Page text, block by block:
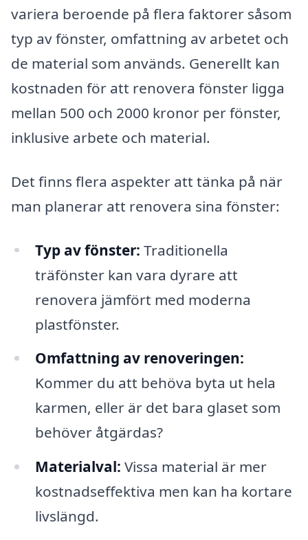
variera beroende på flera faktorer såsom
typ av fönster, omfattning av arbetet och
de material som används. Generellt kan
kostnaden för att renovera fönster ligga
mellan 500 och 2000 kronor per fönster,
inklusive arbete och material.
Det finns flera aspekter att tänka på när
man planerar att renovera sina fönster:
Typ av fönster: Traditionella
träfönster kan vara dyrare att
renovera jämfört med moderna
plastfönster.
Omfattning av renoveringen:
Kommer du att behöva byta ut hela
karmen, eller är det bara glaset som
behöver åtgärdas?
Materialval: Vissa material är mer
kostnadseffektiva men kan ha kortare
livslängd.